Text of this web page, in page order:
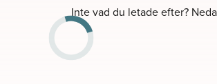
Inte vad du letade efter?